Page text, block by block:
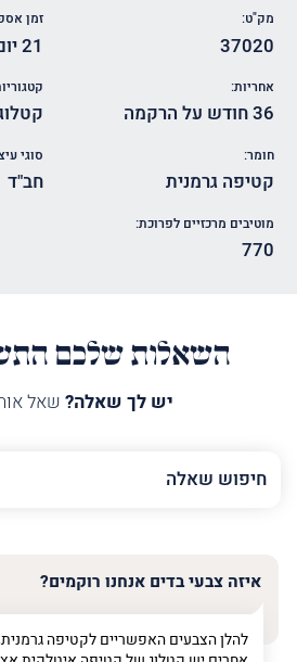
מק"ט:
37020
זמן
21 יום
אחריות:
36 חודש על הרקמה
חומר:
קטיפה גרמנית
סוגי
חב"ד
מוטיבים מרכזיים לפרוכת:
770
השאלות שלכם
יש לך שאלה? שאל
השם
שלך
טלפון (חובה)
איזה צבעי בדים אנחנו רוקמים?
להלן הצבעים האפשריים לקטיפה